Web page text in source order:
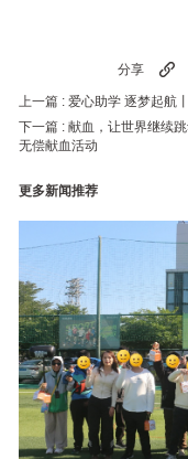
分享
上一篇 : 爱心助学 逐梦起航
下一篇 : 献血，让世界继续
无偿献血活动
更多新闻推荐